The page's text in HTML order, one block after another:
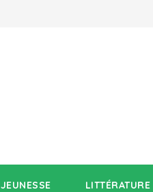
JEUNESSE LITTÉRATURE